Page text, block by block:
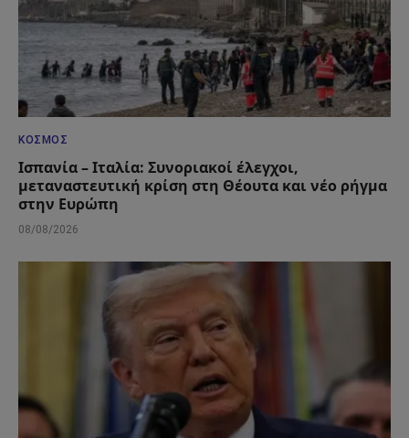
ΚΌΣΜΟΣ
Ισπανία – Ιταλία: Συνοριακοί έλεγχοι,
μεταναστευτική κρίση στη Θέουτα και νέο ρήγμα
στην Ευρώπη
08/08/2026